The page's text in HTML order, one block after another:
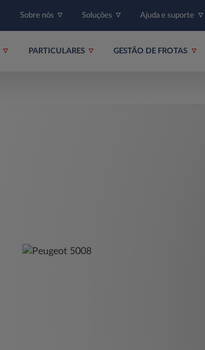
Sobre nós Soluções Ajuda e suporte
PARTICULARES GESTÃO DE FROTAS